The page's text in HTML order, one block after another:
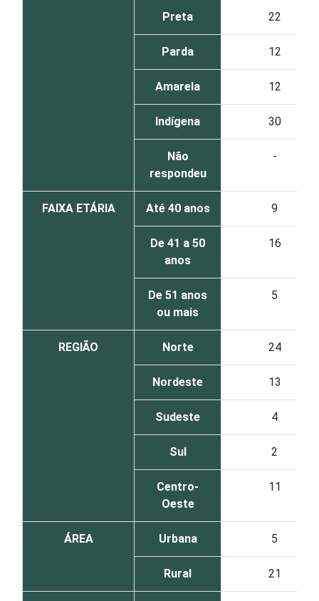
Preta 22
Parda 12
Amarela 12
Indígena 30
Não
respondeu
-
FAIXA ETÁRIA Até 40 anos 9
De 41 a 50
anos
16
De 51 anos
ou mais
5
REGIÃO Norte 24
Nordeste 13
Sudeste 4
Sul 2
Centro-
Oeste
11
ÁREA Urbana 5
Rural 21